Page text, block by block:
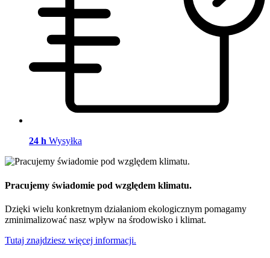
24 h Wysyłka
Pracujemy świadomie pod względem klimatu.
Dzięki wielu konkretnym działaniom ekologicznym pomagamy
zminimalizować nasz wpływ na środowisko i klimat.
Tutaj znajdziesz więcej informacji.